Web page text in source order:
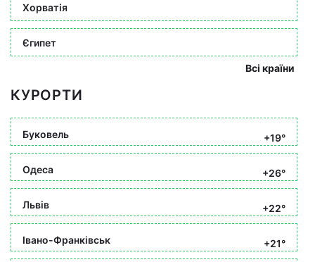
Хорватія
Єгипет
Всі країни
КУРОРТИ
Буковель +19°
Одеса +26°
Львів +22°
Івано-Франківськ +21°